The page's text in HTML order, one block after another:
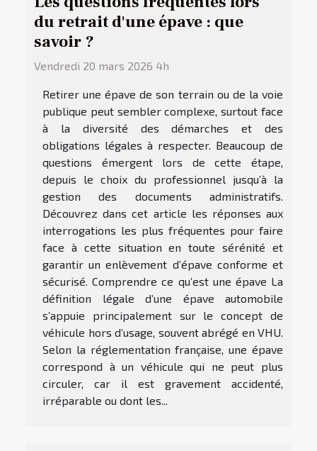
du retrait d'une épave : que
savoir ?
Vendredi 20 mars 2026 4h
Retirer une épave de son terrain ou de la voie
publique peut sembler complexe, surtout face
à la diversité des démarches et des
obligations légales à respecter. Beaucoup de
questions émergent lors de cette étape,
depuis le choix du professionnel jusqu’à la
gestion des documents administratifs.
Découvrez dans cet article les réponses aux
interrogations les plus fréquentes pour faire
face à cette situation en toute sérénité et
garantir un enlèvement d’épave conforme et
sécurisé. Comprendre ce qu’est une épave La
définition légale d’une épave automobile
s’appuie principalement sur le concept de
véhicule hors d’usage, souvent abrégé en VHU.
Selon la réglementation française, une épave
correspond à un véhicule qui ne peut plus
circuler, car il est gravement accidenté,
irréparable ou dont les...